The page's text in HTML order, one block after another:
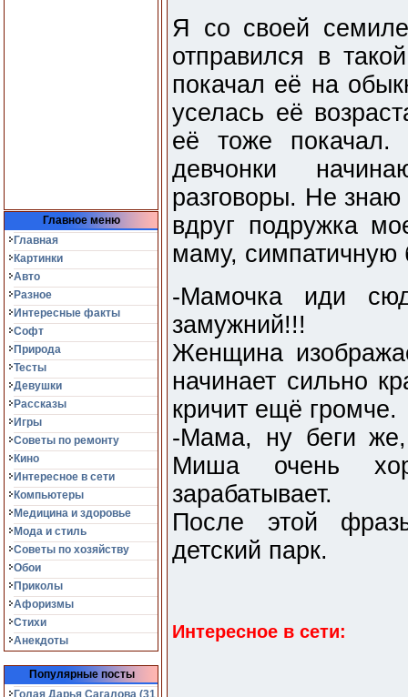
Главное меню
Главная
Картинки
Авто
Разное
Интересные факты
Софт
Природа
Тесты
Девушки
Рассказы
Игры
Советы по ремонту
Кино
Интересное в сети
Компьютеры
Медицина и здоровье
Мода и стиль
Советы по хозяйству
Обои
Приколы
Афоризмы
Стихи
Анекдоты
Популярные посты
Голая Дарья Сагалова (31
Я со своей
отправился в
покачал её на
уселась её
её тоже
девчонки
разговоры. Не
вдруг подружка
маму, симпатичную
-Мамочка иди
замужний!!!
Женщина
начинает сильно
кричит ещё громче.
-Мама, ну беги же,
Миша очень
зарабатывает.
После этой
детский парк.
Интересное в сети: